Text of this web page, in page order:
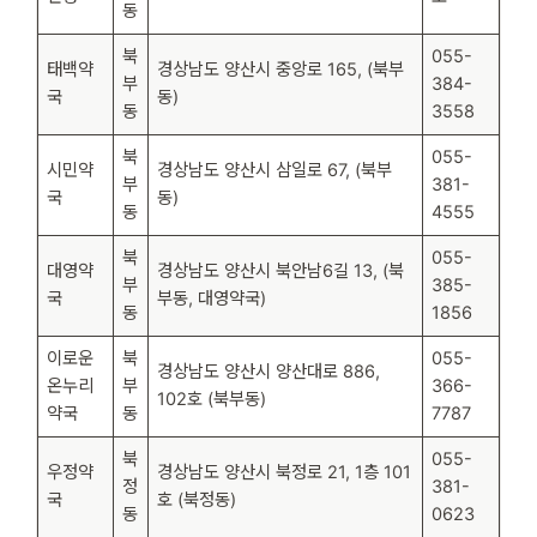
동
태백약
국
북
부
동
경상남도 양산시 중앙로 165, (북부
동)
055-
384-
3558
시민약
국
북
부
동
경상남도 양산시 삼일로 67, (북부
동)
055-
381-
4555
대영약
국
북
부
동
경상남도 양산시 북안남6길 13, (북
부동, 대영약국)
055-
385-
1856
이로운
온누리
약국
북
부
동
경상남도 양산시 양산대로 886,
102호 (북부동)
055-
366-
7787
우정약
국
북
정
동
경상남도 양산시 북정로 21, 1층 101
호 (북정동)
055-
381-
0623